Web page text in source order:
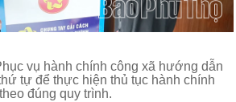
vụ hành chính công xã hướng dẫn
tự để thực hiện thủ tục hành chính
theo đúng quy trình.